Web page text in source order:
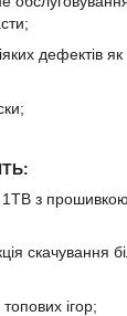
дефектів як
1TB з
скачування
ігор;